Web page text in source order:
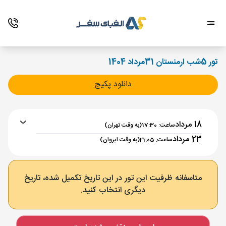
تور 5شب ارمنستان 31مرداد 1404
دانلود پکیج
18 مرداد ساعت: 17:30 (به وقت تهران)
23 مرداد ساعت: 21:05 (به وقت ایروان)
برنامه رفت :
فرودگاه بین‌المللی امام خمینی IKA
ایروان , فرودگاه بین‌المللی زوارتنوتس EVN
متاسفانه ظرفیت این تور در این تاریخ تکمیل شده، تاریخ
دیگری انتخاب کنید.